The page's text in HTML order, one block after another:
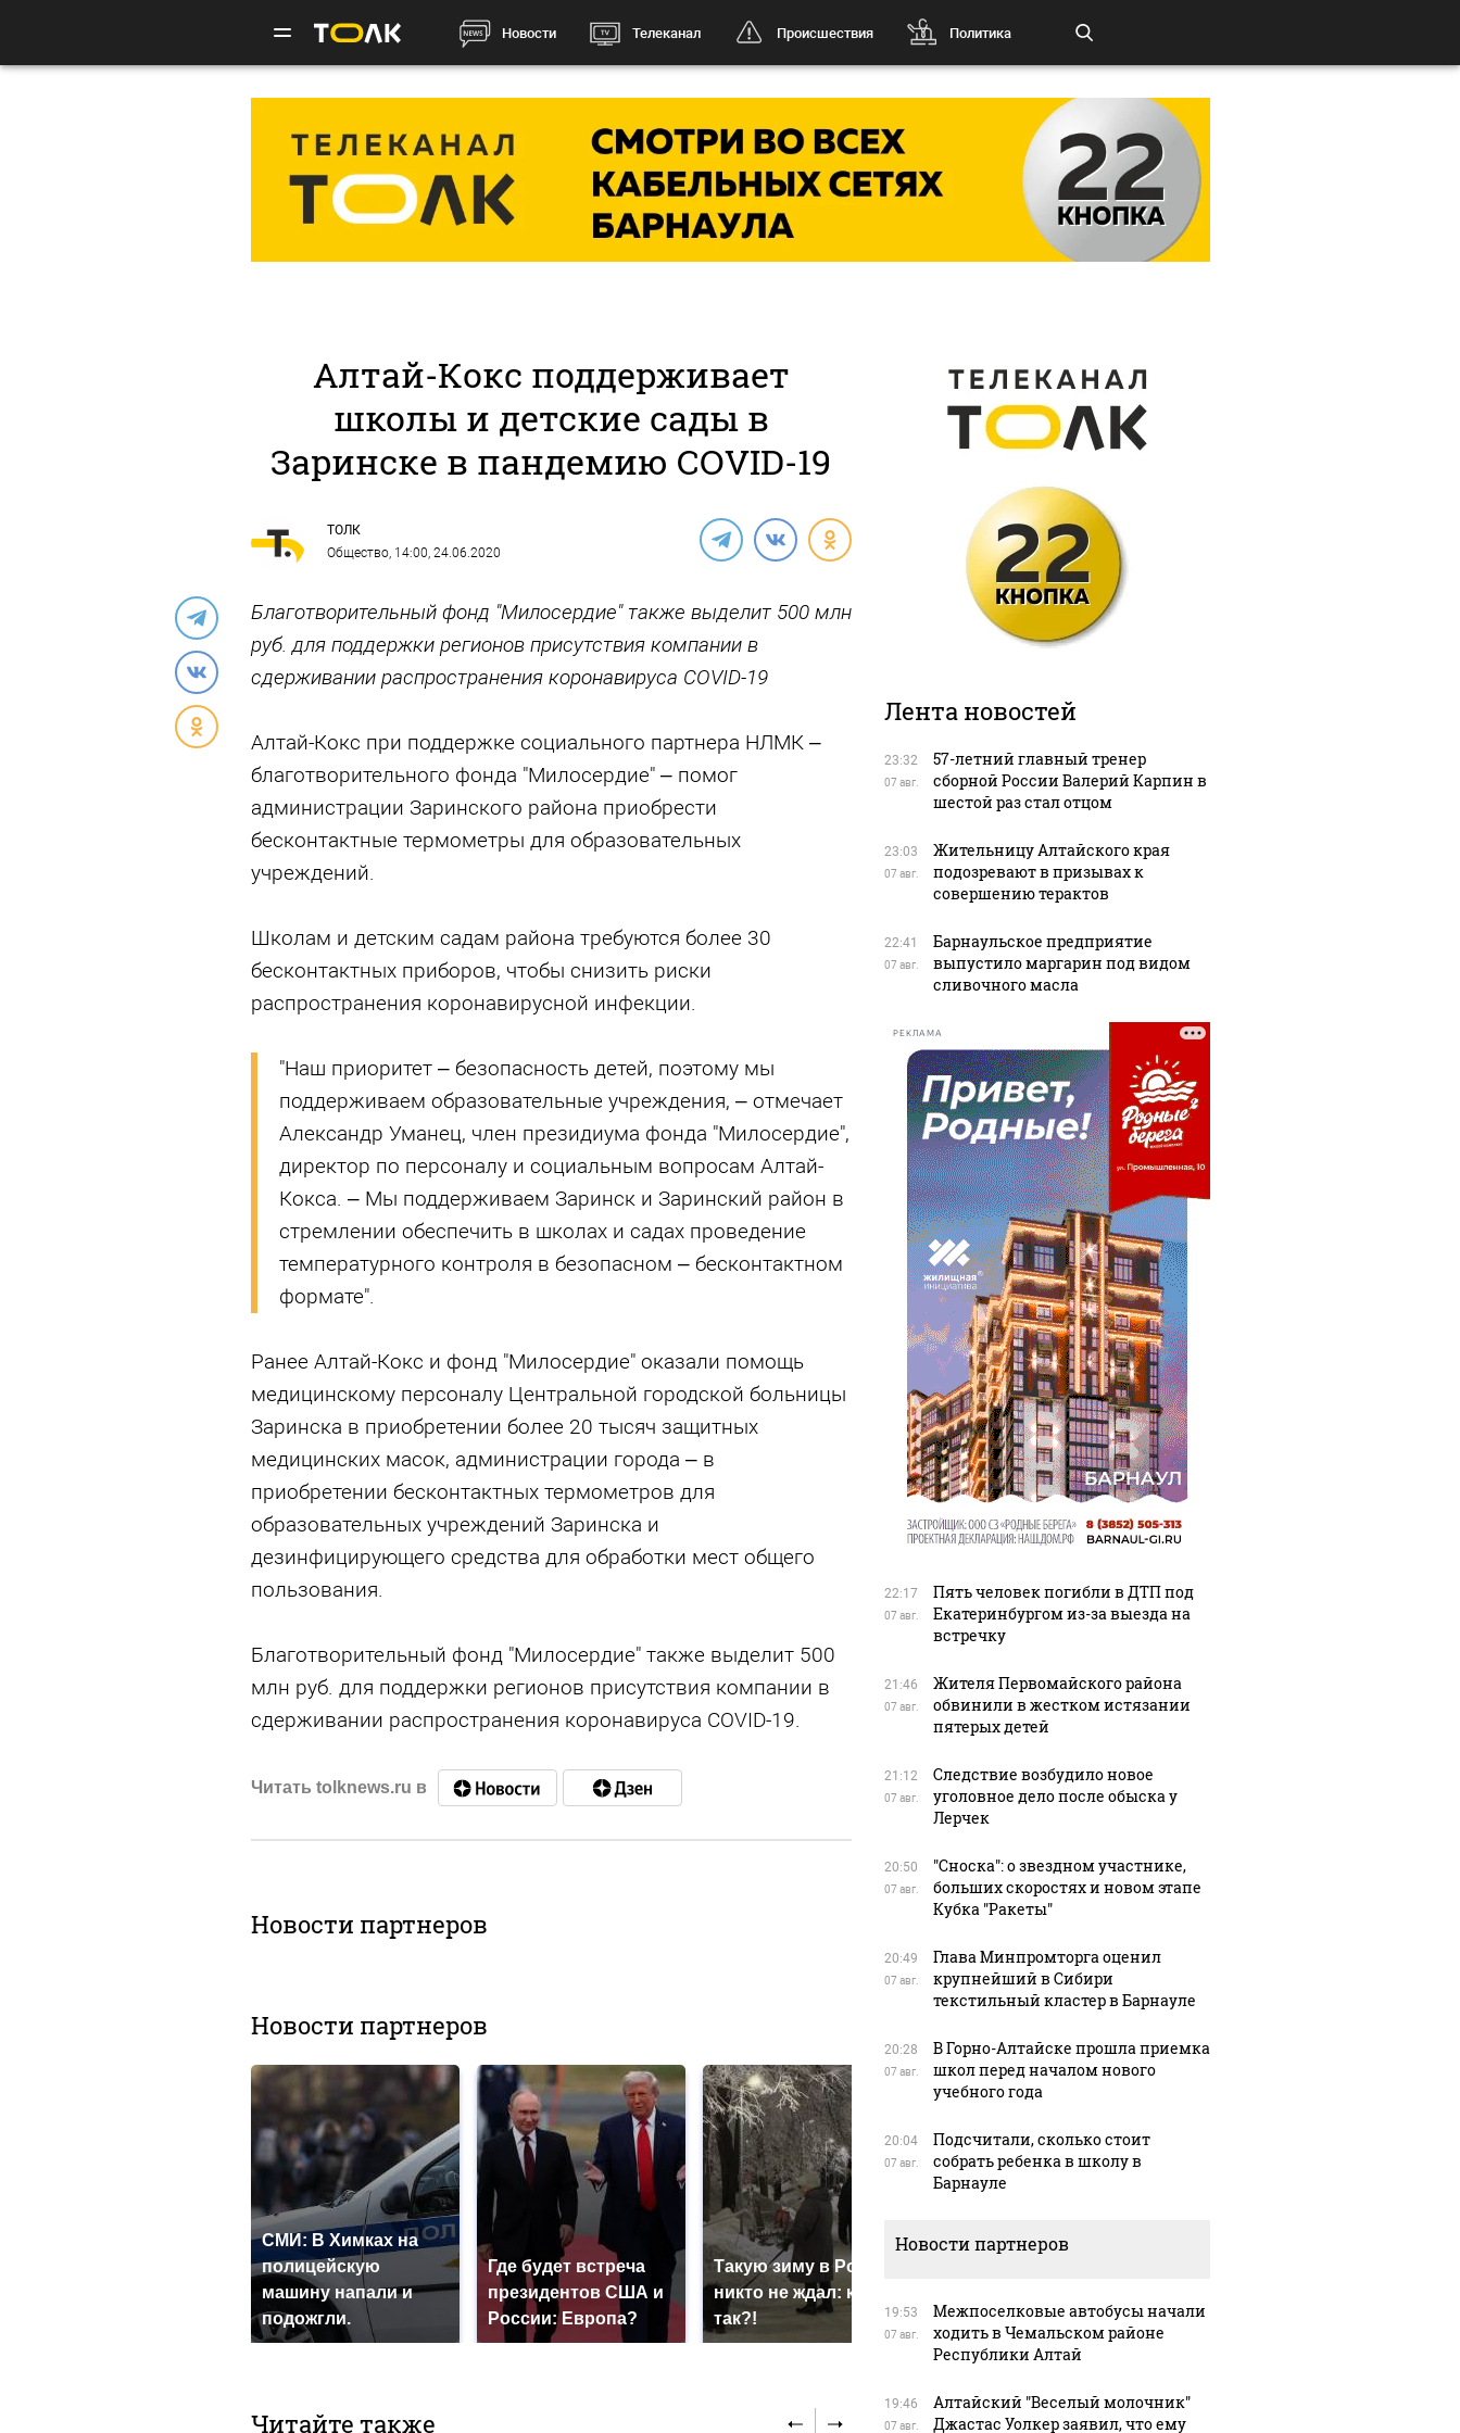
Новости Телеканал Происшествия Политика
Алтай-Кокс поддерживает
школы и детские сады в
Заринске в пандемию COVID-19
ТОЛК
Общество, 14:00, 24.06.2020
Благотворительный фонд "Милосердие" также выделит 500 млн
руб. для поддержки регионов присутствия компании в
сдерживании распространения коронавируса COVID-19
Алтай-Кокс при поддержке социального партнера НЛМК –
благотворительного фонда "Милосердие" – помог
администрации Заринского района приобрести
бесконтактные термометры для образовательных
учреждений.
Школам и детским садам района требуются более 30
бесконтактных приборов, чтобы снизить риски
распространения коронавирусной инфекции.
"Наш приоритет – безопасность детей, поэтому мы
поддерживаем образовательные учреждения, – отмечает
Александр Уманец, член президиума фонда "Милосердие",
директор по персоналу и социальным вопросам Алтай-
Кокса. – Мы поддерживаем Заринск и Заринский район в
стремлении обеспечить в школах и садах проведение
температурного контроля в безопасном – бесконтактном
формате".
Ранее Алтай-Кокс и фонд "Милосердие" оказали помощь
медицинскому персоналу Центральной городской больницы
Заринска в приобретении более 20 тысяч защитных
медицинских масок, администрации города – в
приобретении бесконтактных термометров для
образовательных учреждений Заринска и
дезинфицирующего средства для обработки мест общего
пользования.
Благотворительный фонд "Милосердие" также выделит 500
млн руб. для поддержки регионов присутствия компании в
сдерживании распространения коронавируса COVID-19.
Читать tolknews.ru в
Новости партнеров
Новости партнеров
СМИ: В Химках на
полицейскую
машину напали и
подожгли.
Где будет встреча
президентов США и
России: Европа?
Такую зиму в России
никто не ждал: как
так?!
Кавказе: смотреть
миллионов рублей
Читайте также
Лента новостей
23:32
07 авг.
57-летний главный тренер
сборной России Валерий Карпин в
шестой раз стал отцом
23:03
07 авг.
Жительницу Алтайского края
подозревают в призывах к
совершению терактов
22:41
07 авг.
Барнаульское предприятие
выпустило маргарин под видом
сливочного масла
РЕКЛАМА
22:17
07 авг.
Пять человек погибли в ДТП под
Екатеринбургом из-за выезда на
встречку
21:46
07 авг.
Жителя Первомайского района
обвинили в жестком истязании
пятерых детей
21:12
07 авг.
Следствие возбудило новое
уголовное дело после обыска у
Лерчек
20:50
07 авг.
"Сноска": о звездном участнике,
больших скоростях и новом этапе
Кубка "Ракеты"
20:49
07 авг.
Глава Минпромторга оценил
крупнейший в Сибири
текстильный кластер в Барнауле
20:28
07 авг.
В Горно-Алтайске прошла приемка
школ перед началом нового
учебного года
20:04
07 авг.
Подсчитали, сколько стоит
собрать ребенка в школу в
Барнауле
Новости партнеров
19:53
07 авг.
Межпоселковые автобусы начали
ходить в Чемальском районе
Республики Алтай
19:46
07 авг.
Алтайский "Веселый молочник"
Джастас Уолкер заявил, что ему